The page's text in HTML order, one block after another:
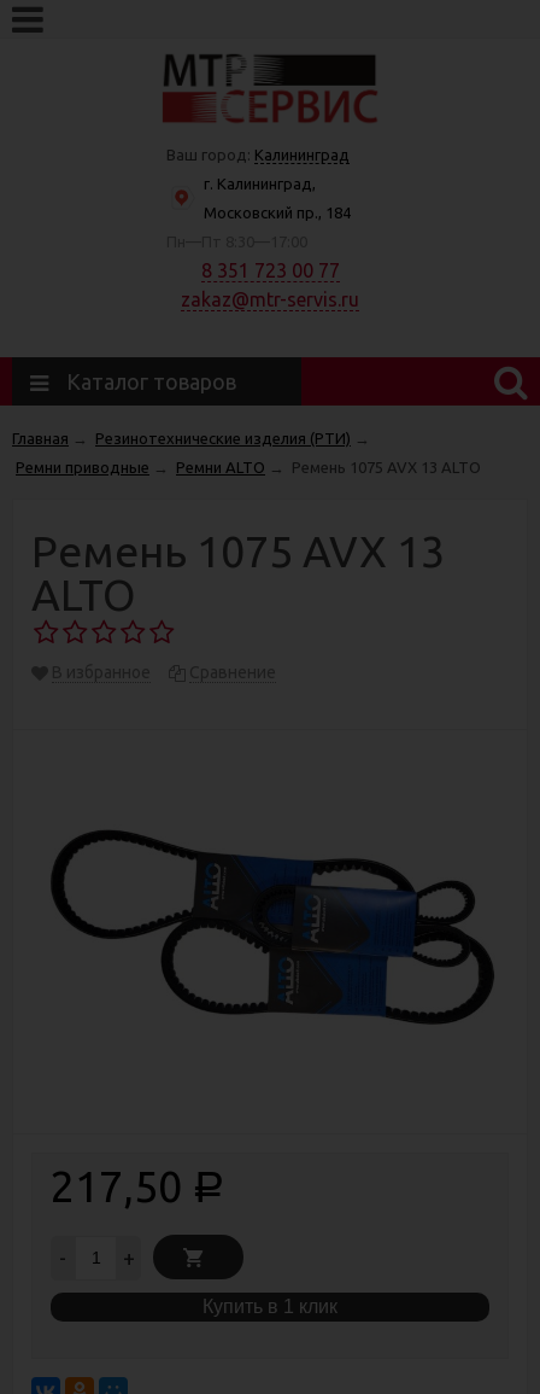
Ваш город: Калининград
г. Калининград,
Московский пр., 184
8 351 723 00 77
zakaz@mtr-servis.ru
Каталог товаров
Главная Резинотехнические изделия (РТИ)
Ремни приводные
Ремни ALTO Ремень 1075 AVX 13 ALTO
Ремень 1075 AVX 13
ALTO
217,50 Р
- +
Купить в 1 клик